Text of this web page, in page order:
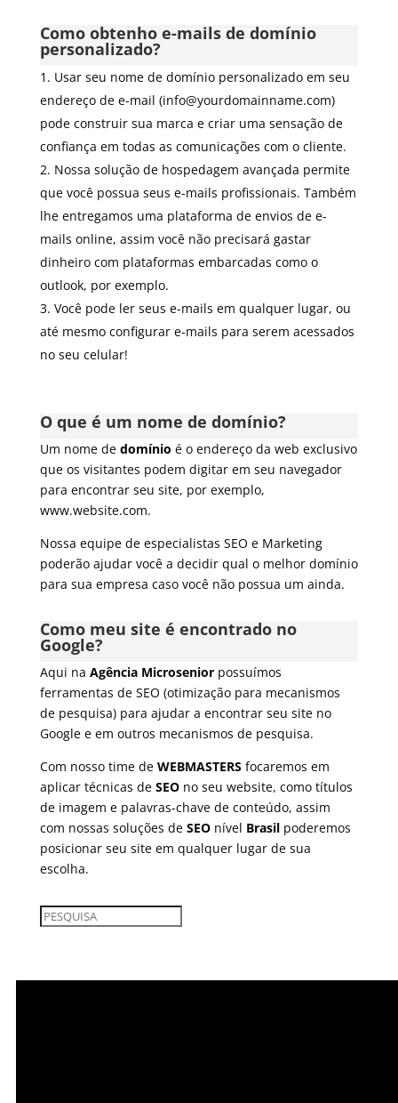
Como obtenho e-mails de domínio
personalizado?
Usar seu nome de domínio personalizado em seu
endereço de e-mail (info@yourdomainname.com)
pode construir sua marca e criar uma sensação de
confiança em todas as comunicações com o cliente.
Nossa solução de hospedagem avançada permite
que você possua seus e-mails profissionais. Também
lhe entregamos uma plataforma de envios de e-
mails online, assim você não precisará gastar
dinheiro com plataformas embarcadas como o
outlook, por exemplo.
Você pode ler seus e-mails em qualquer lugar, ou
até mesmo configurar e-mails para serem acessados ​​
no seu celular!
O que é um nome de domínio?
Um nome de domínio é o endereço da web exclusivo
que os visitantes podem digitar em seu navegador
para encontrar seu site, por exemplo,
www.website.com.
Nossa equipe de especialistas SEO e Marketing
poderão ajudar você a decidir qual o melhor domínio
para sua empresa caso você não possua um ainda.
Como meu site é encontrado no
Google?
Aqui na Agência Microseniorpossuímos
ferramentas de SEO (otimização para mecanismos
de pesquisa) para ajudar a encontrar seu site no
Google e em outros mecanismos de pesquisa.
Com nosso time de WEBMASTERS focaremos em
aplicar técnicas de SEO no seu website, como títulos
de imagem e palavras-chave de conteúdo, assim
com nossas soluções de SEO nível Brasil poderemos
posicionar seu site em qualquer lugar de sua
escolha.